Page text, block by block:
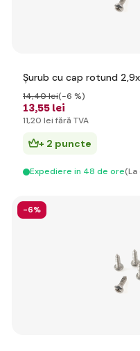
Șurub cu cap rotund
13,55 lei
14,40 lei(-6 %)
11,20 lei fără TVA
+ 2 puncte
Expediere in 48 de ore(La
-6%